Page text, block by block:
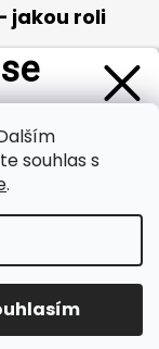
souhlas s
.
jakou roli
vyhrazena.
z oblasti
slevu 100 Kč